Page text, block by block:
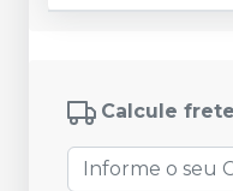
Calcule